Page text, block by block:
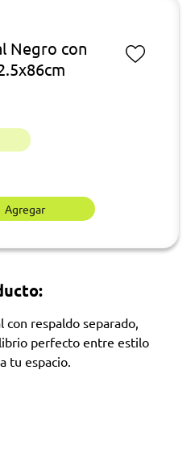
Negro con
Agregar
con respaldo separado,
perfecto entre estilo
tu espacio.